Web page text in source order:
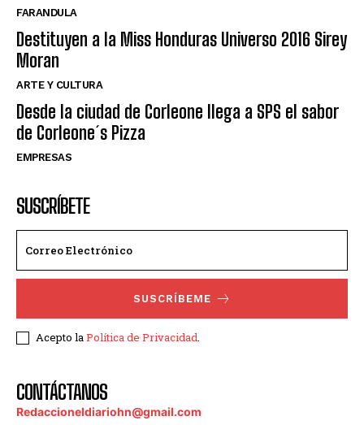
FARANDULA
Destituyen a la Miss Honduras Universo 2016 Sirey
Moran
ARTE Y CULTURA
Desde la ciudad de Corleone llega a SPS el sabor
de Corleone´s Pizza
EMPRESAS
SUSCRÍBETE
SUSCRÍBEME
Acepto laPolítica de Privacidad.
CONTÁCTANOS
Redaccioneldiariohn@gmail.com